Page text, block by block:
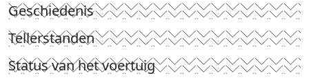
Geschiedenis
Tellerstanden
Status van het voertuig